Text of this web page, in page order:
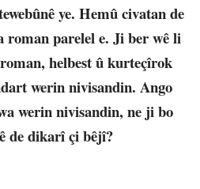
ye. Hemû civatan de
roman parelel e. Ji ber wê li
helbest û kurteçîrok
werin nivisandin. Ango
werin nivisandin, ne ji bo
de dikarî çi bêjî?